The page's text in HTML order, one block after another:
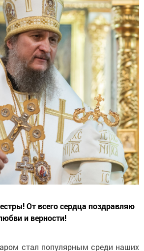
От всего сердца поздравляю
и верности!
стал популярным среди наших